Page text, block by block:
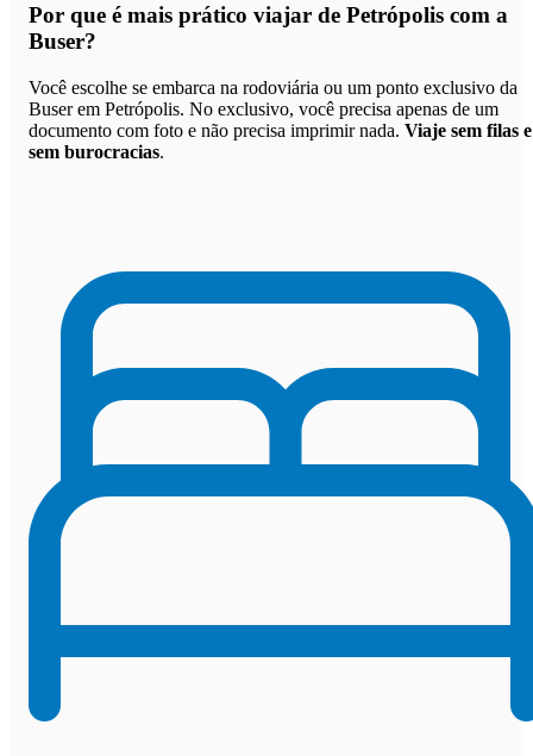
Por que é mais prático viajar de Petrópolis com a
Buser?
Você escolhe se embarca na rodoviária ou um ponto exclusivo da
Buser em Petrópolis. No exclusivo, você precisa apenas de um
documento com foto e não precisa imprimir nada. Viaje sem filas e
sem burocracias.